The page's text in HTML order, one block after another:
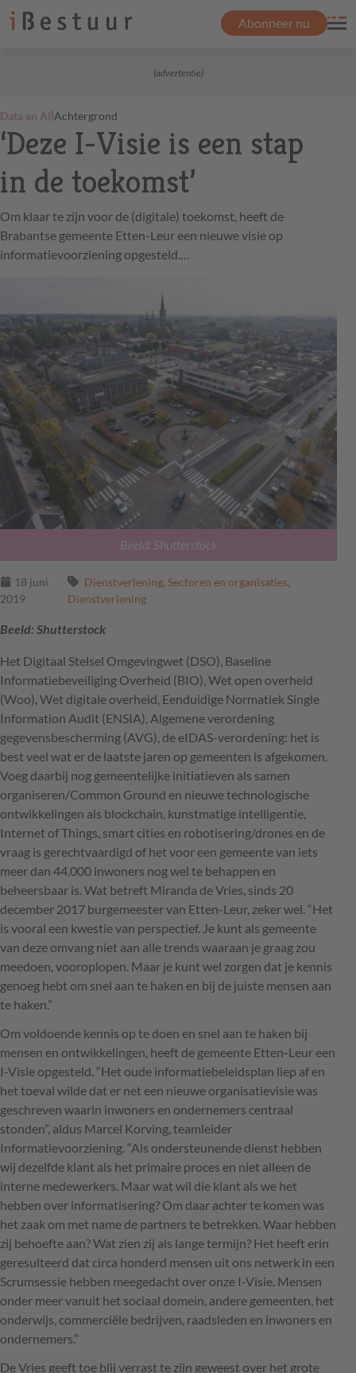
Abonneer nu
(advertentie)
Data en AI|Achtergrond
‘Deze I-Visie is een stap
in de toekomst’
Om klaar te zijn voor de (digitale) toekomst, heeft de
Brabantse gemeente Etten-Leur een nieuwe visie op
informatievoorziening opgesteld.…
Beeld: Shutterstock
18 juni
2019
Dienstverlening, Sectoren en organisaties,
Dienstverlening
Beeld: Shutterstock
Het Digitaal Stelsel Omgevingwet (DSO), Baseline
Informatiebeveiliging Overheid (BIO), Wet open overheid
(Woo), Wet digitale overheid, Eenduidige Normatiek Single
Information Audit (ENSIA), Algemene verordening
gegevensbescherming (AVG), de eIDAS-verordening: het is
best veel wat er de laatste jaren op gemeenten is afgekomen.
Voeg daarbij nog gemeentelijke initiatieven als samen
organiseren/Common Ground en nieuwe technologische
ontwikkelingen als blockchain, kunstmatige intelligentie,
Internet of Things, smart cities en robotisering/drones en de
vraag is gerechtvaardigd of het voor een gemeente van iets
meer dan 44.000 inwoners nog wel te behappen en
beheersbaar is. Wat betreft Miranda de Vries, sinds 20
december 2017 burgemeester van Etten-Leur, zeker wel. “Het
is vooral een kwestie van perspectief. Je kunt als gemeente
van deze omvang niet aan alle trends waaraan je graag zou
meedoen, vooroplopen. Maar je kunt wel zorgen dat je kennis
genoeg hebt om snel aan te haken en bij de juiste mensen aan
te haken.”
Om voldoende kennis op te doen en snel aan te haken bij
mensen en ontwikkelingen, heeft de gemeente Etten-Leur een
I-Visie opgesteld. “Het oude informatiebeleidsplan liep af en
het toeval wilde dat er net een nieuwe organisatievisie was
geschreven waarin inwoners en ondernemers centraal
stonden”, aldus Marcel Korving, teamleider
Informatievoorziening. “Als ondersteunende dienst hebben
wij dezelfde klant als het primaire proces en niet alleen de
interne medewerkers. Maar wat wíl die klant als we het
hebben over informatisering? Om daar achter te komen was
het zaak om met name de partners te betrekken. Waar hebben
zij behoefte aan? Wat zien zij als lange termijn? Het heeft erin
geresulteerd dat circa honderd mensen uit ons netwerk in een
Scrumsessie hebben meegedacht over onze I-Visie. Mensen
onder meer vanuit het sociaal domein, andere gemeenten, het
onderwijs, commerciële bedrijven, raadsleden en inwoners en
ondernemers.”
De Vries geeft toe blij verrast te zijn geweest over het grote